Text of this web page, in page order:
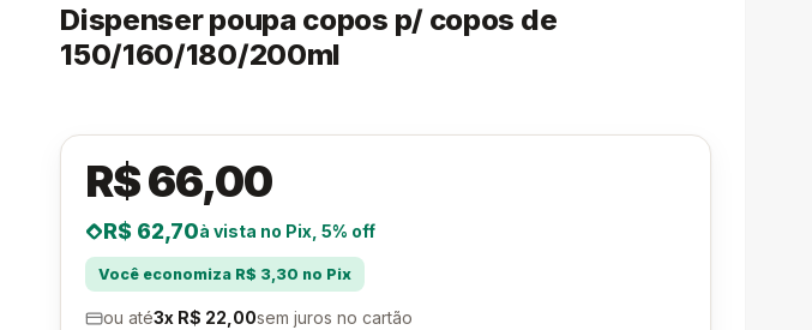
Dispenser poupa copos p/ copos de
150/160/180/200ml
R$ 66,00
R$ 62,70à vista no Pix, 5% off
Você economiza R$ 3,30 no Pix
ou até3x R$ 22,00sem juros no cartão